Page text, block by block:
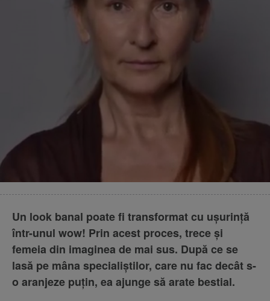
Un look banal poate fi transformat cu ușurință
într-unul wow! Prin acest proces, trece și
femeia din imaginea de mai sus. După ce se
lasă pe mâna specialiștilor, care nu fac decât s-
o aranjeze puțin, ea ajunge să arate bestial.